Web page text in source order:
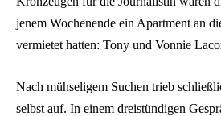
jenem Wochenende ein Apartment an
vermietet hatten: Tony und Vonnie
Nach mühseligem Suchen trieb
selbst auf. In einem dreistündigen